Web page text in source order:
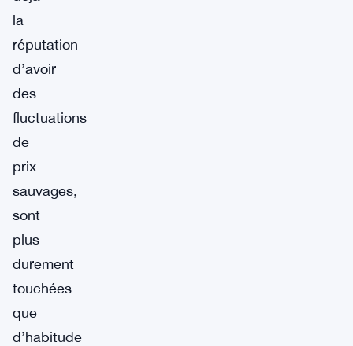
la
réputation
d’avoir
des
fluctuations
de
prix
sauvages,
sont
plus
durement
touchées
que
d’habitude